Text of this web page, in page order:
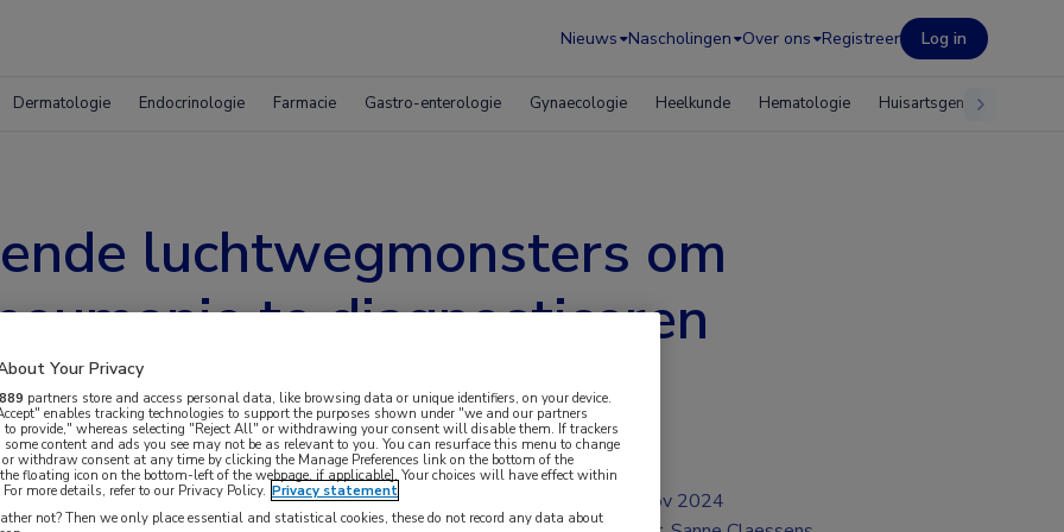
Nieuws Nascholingen Over ons Registreer Log in
Dermatologie Endocrinologie Farmacie Gastro-enterologie Gynaecologie Heelkunde Hematologie Huisartsgeneeskunde
luchtwegmonsters om
te diagnosticeren
prestaties onderzocht van PCR op
nov 2024
Your Privacy
889 partners store and access personal data, like browsing data or unique identifiers, on your device.
enables tracking technologies to support the purposes shown under "we and our partners
to provide," whereas selecting "Reject All" or withdrawing your consent will disable them. If trackers
some content and ads you see may not be as relevant to you. You can resurface this menu to change
or withdraw consent at any time by clicking the Manage Preferences link on the bottom of the
floating icon on the bottom-left of the webpage, if applicable]. Your choices will have effect within
more details, refer to our Privacy Policy. Privacy statement
not? Then we only place essential and statistical cookies, these do not record any data about